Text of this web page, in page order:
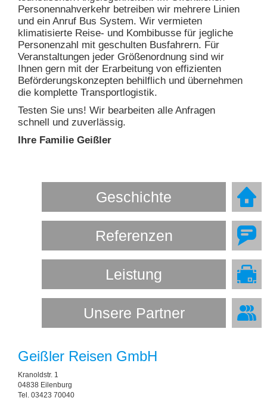
Personennahverkehr betreiben wir mehrere Linien
und ein Anruf Bus System. Wir vermieten
klimatisierte Reise- und Kombibusse für jegliche
Personenzahl mit geschulten Busfahrern. Für
Veranstaltungen jeder Größenordnung sind wir
Ihnen gern mit der Erarbeitung von effizienten
Beförderungskonzepten behilflich und übernehmen
die komplette Transportlogistik.
Testen Sie uns! Wir bearbeiten alle Anfragen
schnell und zuverlässig.
Ihre Familie Geißler
Geschichte
Referenzen
Leistung
Unsere Partner
Geißler Reisen GmbH
Kranoldstr. 1
04838 Eilenburg
Tel. 03423 70040